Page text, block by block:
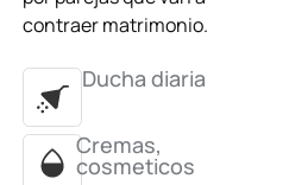
contraer matrimonio.
Ducha diaria
Cremas,
cosmeticos